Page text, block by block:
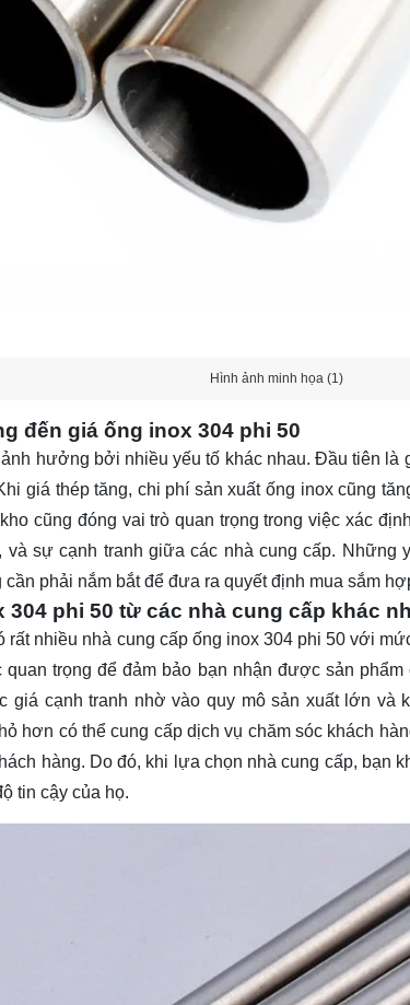
Hình ảnh minh họa (1)
đến giá ống inox 304 phi 50
hưởng bởi nhiều yếu tố khác nhau. Đầu tiên là
giá thép tăng, chi phí sản xuất ống inox cũng
cũng đóng vai trò quan trọng trong việc xác
và sự cạnh tranh giữa các nhà cung cấp. Những
phải nắm bắt để đưa ra quyết định mua sắm
304 phi 50 từ các nhà cung cấp khác
rất nhiều nhà cung cấp ống inox 304 phi 50 với
trọng để đảm bảo bạn nhận được sản
giá cạnh tranh nhờ vào quy mô sản xuất lớn và
hơn có thể cung cấp dịch vụ chăm sóc khách
hàng. Do đó, khi lựa chọn nhà cung cấp, bạn
tin cậy của họ.